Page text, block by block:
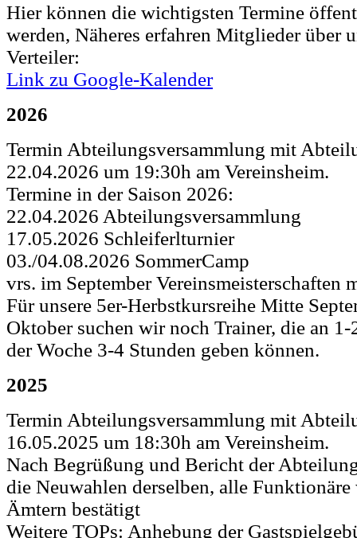
Hier können die wichtigsten Termine
werden, Näheres erfahren Mitglieder über
Verteiler:
Link zu Google-Kalender
2026
Termin Abteilungsversammlung mit
22.04.2026 um 19:30h am Vereinsheim.
Termine in der Saison 2026:
22.04.2026 Abteilungsversammlung
17.05.2026 Schleiferlturnier
03./04.08.2026 SommerCamp
vrs. im September Vereinsmeisterschaften
Für unsere 5er-Herbstkursreihe Mitte
Oktober suchen wir noch Trainer, die an
der Woche 3-4 Stunden geben können.
2025
Termin Abteilungsversammlung mit
16.05.2025 um 18:30h am Vereinsheim.
Nach Begrüßung und Bericht der
die Neuwahlen derselben, alle
Ämtern bestätigt
Weitere TOPs: Anhebung der